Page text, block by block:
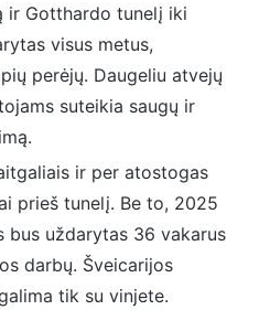
ir Gotthardo tunelį iki
visus metus,
perėjų. Daugeliu atvejų
suteikia saugų ir
ir per atostogas
prieš tunelį. Be to, 2025
bus uždarytas 36 vakarus
darbų. Šveicarijos
tik su vinjete.